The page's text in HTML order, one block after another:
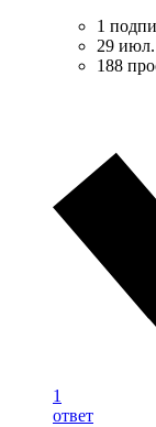
1
29 июл.
188
1
ответ